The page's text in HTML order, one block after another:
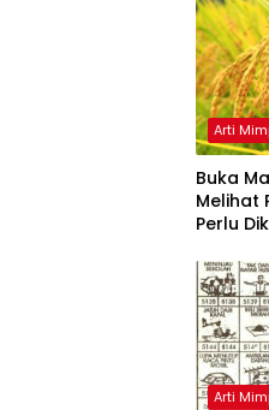
Arti
Buka
Melihat
Perlu
Arti